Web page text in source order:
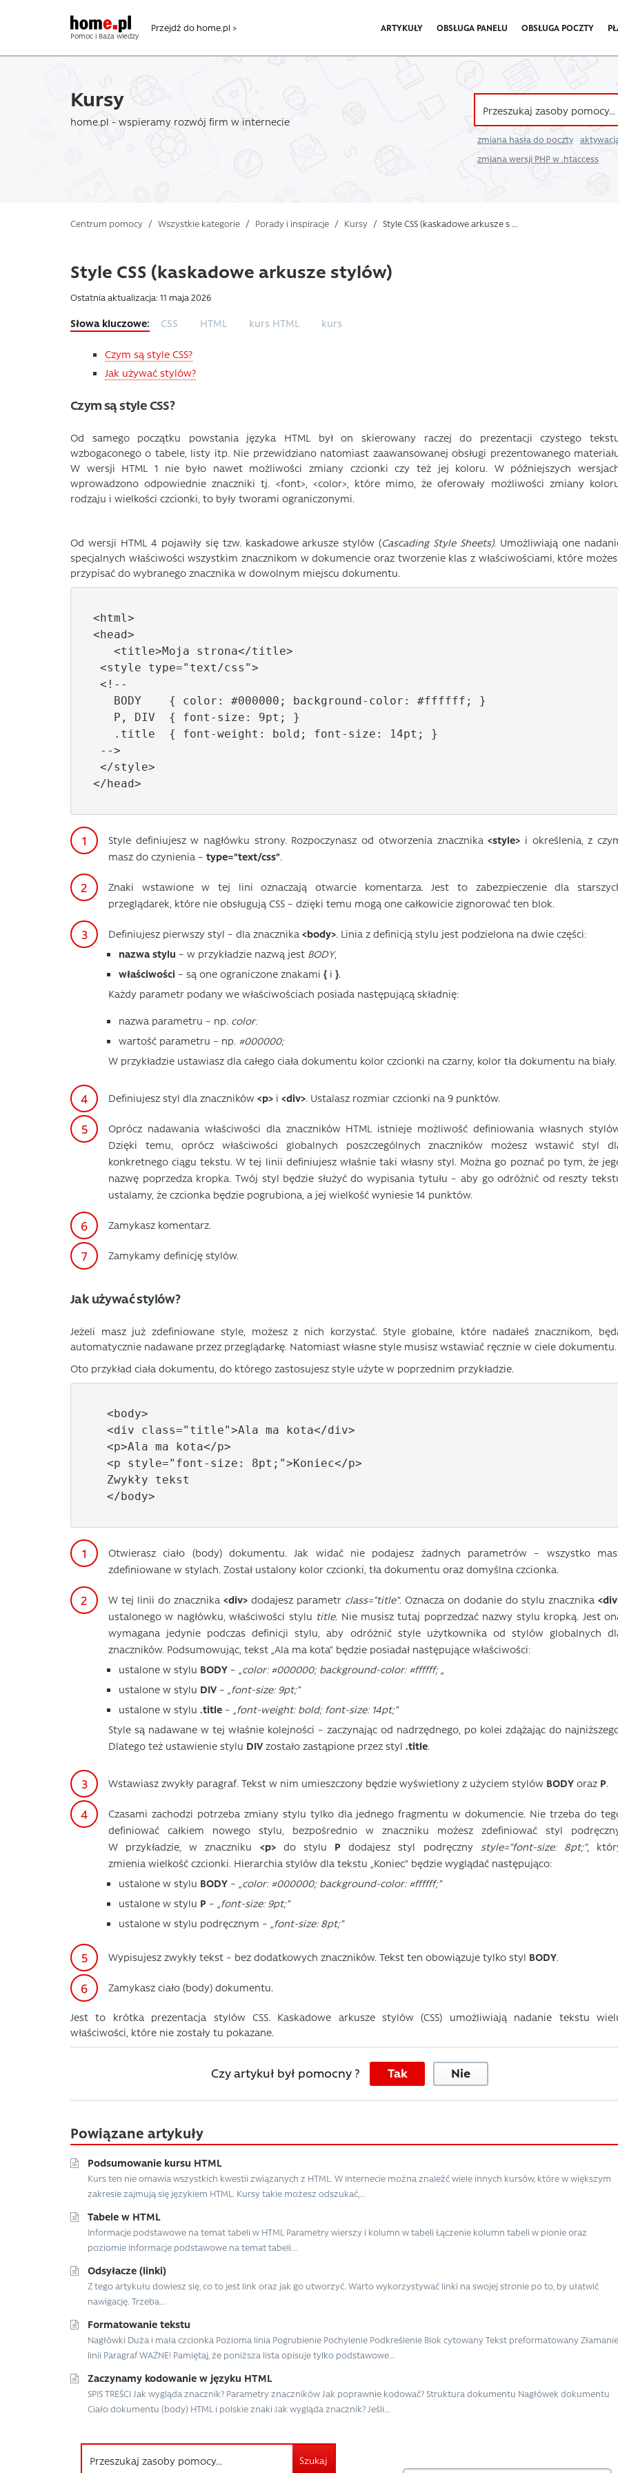
Pomoc i Baza wiedzy
Przejdź do home.pl > ARTYKUŁY OBSŁUGA PANELU OBSŁUGA POCZTY
Kursy
home.pl - wspieramy rozwój firm w internecie
zmiana hasła do poczty
zmiana wersji PHP w .htaccess
Centrum pomocy / Wszystkie kategorie / Porady i inspiracje / Kursy / Style CSS (kaskadowe arkusze s ...
Style CSS (kaskadowe arkusze stylów)
Ostatnia aktualizacja: 11 maja 2026
CSS HTML kurs HTML kurs
Czym są style CSS?
Jak używać stylów?
Czym są style CSS?
Od samego początku powstania języka HTML był on skierowany raczej do prezentacji czystego
wzbogaconego o tabele, listy itp. Nie przewidziano natomiast zaawansowanej obsługi prezentowanego
W wersji HTML 1 nie było nawet możliwości zmiany czcionki czy też jej koloru. W późniejszych
wprowadzono odpowiednie znaczniki tj. <font>, <color>, które mimo, że oferowały możliwości zmiany
rodzaju i wielkości czcionki, to były tworami ograniczonymi.
Od wersji HTML 4 pojawiły się tzw. kaskadowe arkusze stylów (Cascading Style Sheets). Umożliwiają one
specjalnych właściwości wszystkim znacznikom w dokumencie oraz tworzenie klas z właściwościami, które
przypisać do wybranego znacznika w dowolnym miejscu dokumentu.
<html>
<head>
</head>
Style definiujesz w nagłówku strony. Rozpoczynasz od otworzenia znacznika<style> i określenia, z
masz do czynienia – type=”text/css”.
Znaki wstawione w tej lini oznaczają otwarcie komentarza. Jest to zabezpieczenie dla
przeglądarek, które nie obsługują CSS – dzięki temu mogą one całkowicie zignorować ten blok.
Definiujesz pierwszy styl – dla znacznika <body>. Linia z definicją stylu jest podzielona na dwie części:
nazwa stylu – w przykładzie nazwą jest BODY,
właściwości – są one ograniczone znakami { i }.
Każdy parametr podany we właściwościach posiada następującą składnię:
nazwa parametru – np. color:
wartość parametru – np. #000000;
W przykładzie ustawiasz dla całego ciała dokumentu kolor czcionki na czarny, kolor tła dokumentu na biały.
Definiujesz styl dla znaczników <p> i <div>. Ustalasz rozmiar czcionki na 9 punktów.
Oprócz nadawania właściwości dla znaczników HTML istnieje możliwość definiowania własnych
Dzięki temu, oprócz właściwości globalnych poszczególnych znaczników możesz wstawić styl
konkretnego ciągu tekstu. W tej linii definiujesz właśnie taki własny styl. Można go poznać po tym, że
nazwę poprzedza kropka. Twój styl będzie służyć do wypisania tytułu – aby go odróżnić od reszty
ustalamy, że czcionka będzie pogrubiona, a jej wielkość wyniesie 14 punktów.
Zamykasz komentarz.
Zamykamy definicję stylów.
Jak używać stylów?
Jeżeli masz już zdefiniowane style, możesz z nich korzystać. Style globalne, które nadałeś znacznikom,
automatycznie nadawane przez przeglądarkę. Natomiast własne style musisz wstawiać ręcznie w ciele dokumentu.
Oto przykład ciała dokumentu, do którego zastosujesz style użyte w poprzednim przykładzie.
  </body>
Otwierasz ciało (body) dokumentu. Jak widać nie podajesz żadnych parametrów – wszystko
zdefiniowane w stylach. Został ustalony kolor czcionki, tła dokumentu oraz domyślna czcionka.
W tej linii do znacznika <div> dodajesz parametr class=”title”. Oznacza on dodanie do stylu znacznika
ustalonego w nagłówku, właściwości stylu title. Nie musisz tutaj poprzedzać nazwy stylu kropką. Jest
wymagana jedynie podczas definicji stylu, aby odróżnić style użytkownika od stylów globalnych
znaczników. Podsumowując, tekst „Ala ma kota” będzie posiadał następujące właściwości:
ustalone w stylu BODY – „color: #000000; background-color: #ffffff; „
ustalone w stylu DIV – „font-size: 9pt;”
ustalone w stylu .title – „font-weight: bold; font-size: 14pt;”
Style są nadawane w tej właśnie kolejności – zaczynając od nadrzędnego, po kolei zdążając do
Dlatego też ustawienie stylu DIV zostało zastąpione przez styl .title.
Wstawiasz zwykły paragraf. Tekst w nim umieszczony będzie wyświetlony z użyciem stylów BODY oraz P.
Czasami zachodzi potrzeba zmiany stylu tylko dla jednego fragmentu w dokumencie. Nie trzeba do
definiować całkiem nowego stylu, bezpośrednio w znaczniku możesz zdefiniować styl
W przykładzie, w znaczniku <p>do stylu P dodajesz styl podręczny style=”font-size: 8pt;”,
zmienia wielkość czcionki. Hierarchia stylów dla tekstu „Koniec” będzie wyglądać następująco:
ustalone w stylu BODY – „color: #000000; background-color: #ffffff;”
ustalone w stylu P – „font-size: 9pt;”
ustalone w stylu podręcznym – „font-size: 8pt;”
Wypisujesz zwykły tekst – bez dodatkowych znaczników. Tekst ten obowiązuje tylko styl BODY.
Zamykasz ciało (body) dokumentu.
Jest to krótka prezentacja stylów CSS. Kaskadowe arkusze stylów (CSS) umożliwiają nadanie tekstu
właściwości, które nie zostały tu pokazane.
Czy artykuł był pomocny ? Tak Nie
Powiązane artykuły
Podsumowanie kursu HTML
Kurs ten nie omawia wszystkich kwestii związanych z HTML. W Internecie można znaleźć wiele innych kursów, które w większym
zakresie zajmują się językiem HTML. Kursy takie możesz odszukać,...
Tabele w HTML
Informacje podstawowe na temat tabeli w HTML Parametry wierszy i kolumn w tabeli Łączenie kolumn tabeli w pionie oraz
poziomie Informacje podstawowe na temat tabeli...
Odsyłacze (linki)
Z tego artykułu dowiesz się, co to jest link oraz jak go utworzyć. Warto wykorzystywać linki na swojej stronie po to, by ułatwić
nawigację. Trzeba...
Formatowanie tekstu
Nagłówki Duża i mała czcionka Pozioma linia Pogrubienie Pochylenie Podkreślenie Blok cytowany Tekst preformatowany Złamanie
linii Paragraf WAŻNE! Pamiętaj, że poniższa lista opisuje tylko podstawowe...
Zaczynamy kodowanie w języku HTML
SPIS TREŚCI Jak wygląda znacznik? Parametry znaczników Jak poprawnie kodować? Struktura dokumentu Nagłówek dokumentu
Ciało dokumentu (body) HTML i polskie znaki Jak wygląda znacznik? Jeśli...
Szukaj